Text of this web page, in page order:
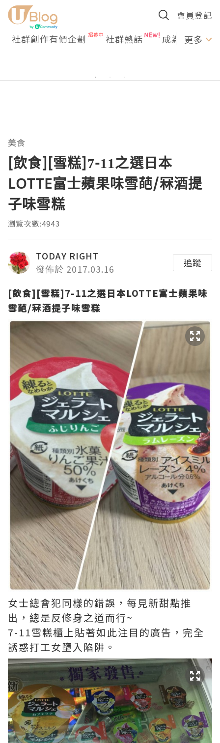
會員登記
社群創作有價企劃 社群熱話 成為U更多
美食
[飲食][雪糕]7-11之選日本
LOTTE富士蘋果味雪葩/冧酒提
子味雪糕
瀏覽次數:4943
TODAY RIGHT
發佈於 2017.03.16
追蹤
[飲食][雪糕]7-11之選日本LOTTE富士蘋果味
雪葩/冧酒提子味雪糕
女士總會犯同樣的錯誤，每見新甜點推
出，總是反修身之道而行~
7-11雪糕櫃上貼著如此注目的廣告，完全
誘惑打工女墮入陷阱。